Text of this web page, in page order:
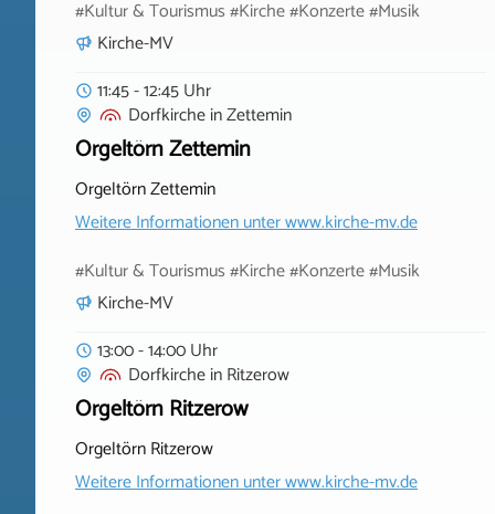
#Kultur & Tourismus #Kirche #Konzerte #Musik
Kirche-MV
11:45 - 12:45 Uhr
DorfkircheinZettemin
Orgeltörn Zettemin
Orgeltörn Zettemin
Weitere Informationen unterwww.kirche-mv.de
#Kultur & Tourismus #Kirche #Konzerte #Musik
Kirche-MV
13:00 - 14:00 Uhr
DorfkircheinRitzerow
Orgeltörn Ritzerow
Orgeltörn Ritzerow
Weitere Informationen unterwww.kirche-mv.de